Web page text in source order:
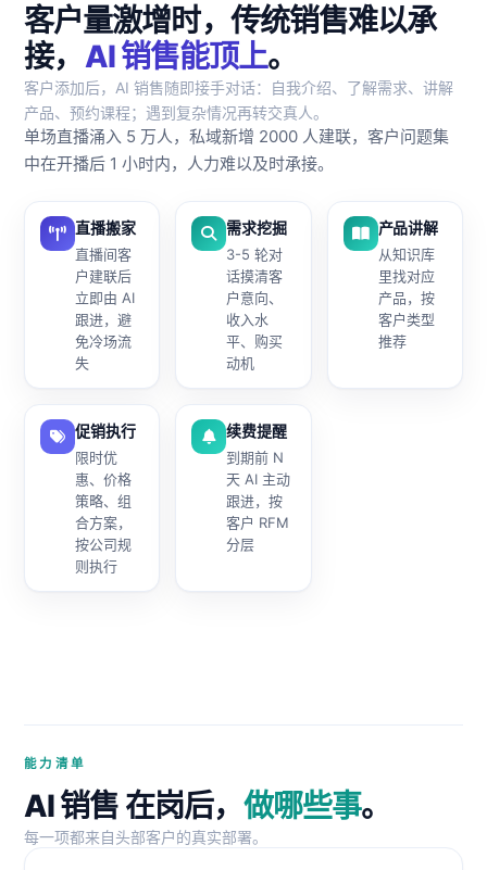
客户量激增时，传统销售难以承
接， AI 销售能顶上。
客户添加后，AI 销售随即接手对话：自我介绍、了解需求、讲解
产品、预约课程；遇到复杂情况再转交真人。
单场直播涌入 5 万人，私域新增 2000 人建联，客户问题集
中在开播后 1 小时内，人力难以及时承接。
直播搬家
直播间客
户建联后
立即由 AI
跟进，避
免冷场流
失
需求挖掘
3-5 轮对
话摸清客
户意向、
收入水
平、购买
动机
产品讲解
从知识库
里找对应
产品，按
客户类型
推荐
促销执行
限时优
惠、价格
策略、组
合方案，
按公司规
则执行
续费提醒
到期前 N
天 AI 主动
跟进，按
客户 RFM
分层
能力清单
AI 销售 在岗后， 做哪些事。
每一项都来自头部客户的真实部署。